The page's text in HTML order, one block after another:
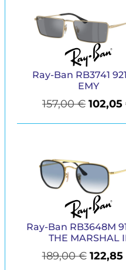
Ray-Ban RB3741
EMY
157,00€ 102,05
Ray-Ban RB3648M
THE MARSHAL
189,00€ 122,85